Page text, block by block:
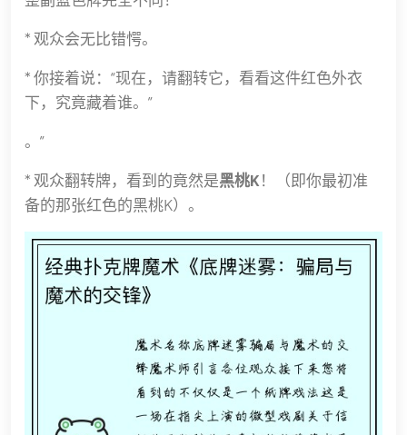
* 观众会无比错愕。
* 你接着说：“现在，请翻转它，看看这件红色外衣
下，究竟藏着谁。”
。”
* 观众翻转牌，看到的竟然是黑桃K ！（即你最初准
备的那张红色的黑桃K）。